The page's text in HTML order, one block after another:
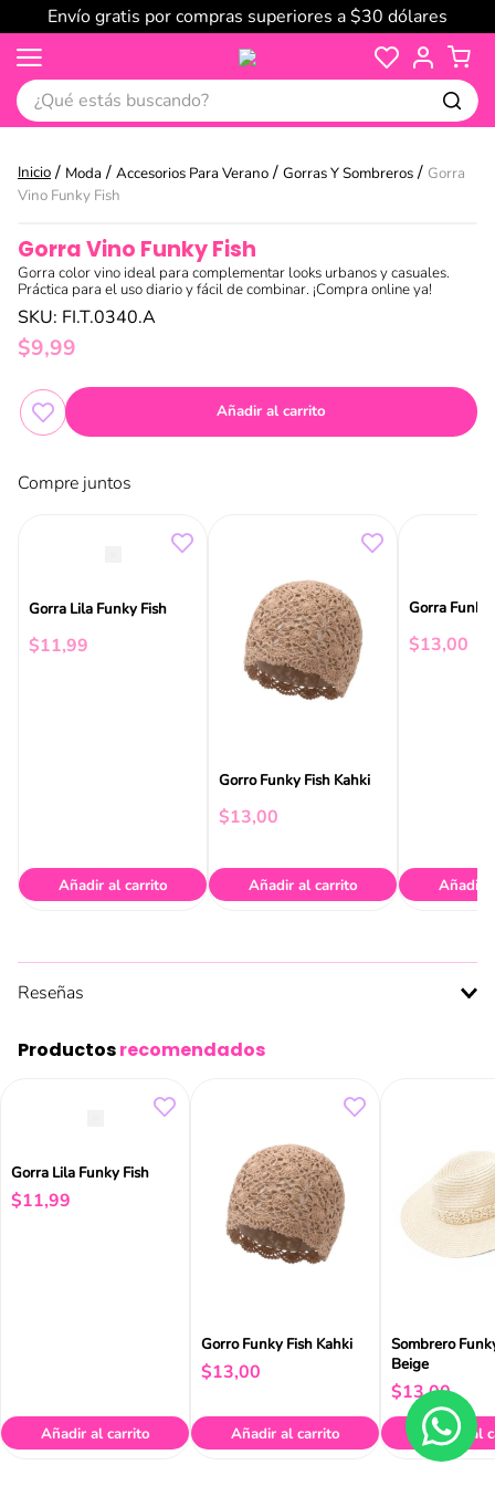
Envío gratis por compras superiores a $30 dólares
¿Qué estás buscando?
Moda Accesorios Para Verano Gorras Y Sombreros
Gorra
Vino Funky Fish
Gorra Vino Funky Fish
Gorra color vino ideal para complementar looks urbanos y casuales.
Práctica para el uso diario y fácil de combinar. ¡Compra online ya!
SKU: FI.T.0340.A
$9,99
Añadir al carrito
Compre juntos
Gorra Lila Funky Fish
$11,99
Añadir al carrito
Gorro Funky Fish Kahki
$13,00
Añadir al carrito
Gorra
$13,00
Añadir
Reseñas
Productosrecomendados
Gorra Lila Funky Fish
$11,99
Añadir al carrito
Gorro Funky Fish Kahki
$13,00
Añadir al carrito
Sombrero
Beige
$13,00
Añadir al